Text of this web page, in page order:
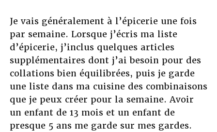
Je vais généralement à l’épicerie une fois
par semaine. Lorsque j’écris ma liste
d’épicerie, j’inclus quelques articles
supplémentaires dont j’ai besoin pour des
collations bien équilibrées, puis je garde
une liste dans ma cuisine des combinaisons
que je peux créer pour la semaine. Avoir
un enfant de 13 mois et un enfant de
presque 5 ans me garde sur mes gardes.